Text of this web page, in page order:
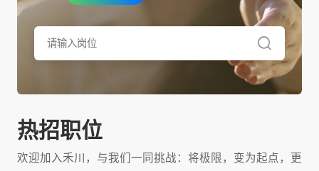
热招职位
欢迎加入禾川，与我们一同挑战：将极限，变为起点，更